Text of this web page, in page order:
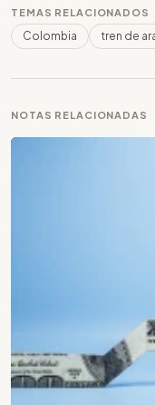
TEMAS RELACIONADOS
Colombia tren de
NOTAS RELACIONADAS